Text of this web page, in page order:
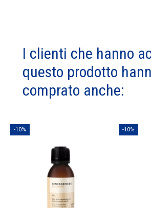
I clienti che hanno
questo prodotto
comprato anche:
-10% -10%